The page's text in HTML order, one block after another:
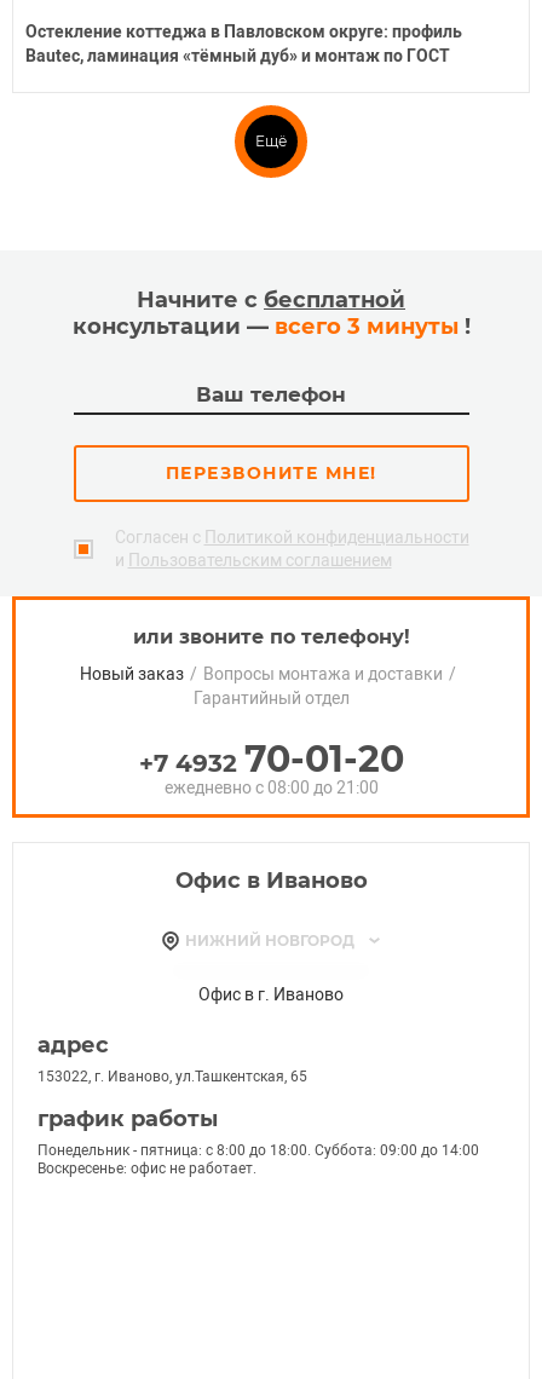
Остекление коттеджа в Павловском округе: профиль
Bautec, ламинация «тёмный дуб» и монтаж по ГОСТ
Ещё
Начните с бесплатной
консультации — всего 3 минуты!
ПЕРЕЗВОНИТЕ МНЕ!
Согласен с Политикой конфиденциальности
и Пользовательским соглашением
или звоните по телефону!
Новый заказ / Вопросы монтажа и доставки /
Гарантийный отдел
+7 4932 70-01-20
ежедневно с 08:00 до 21:00
Офис в Иваново
НИЖНИЙ НОВГОРОД
ВЛАДИМИР
НИЖНИЙ НОВГОРОД
БОР
САРОВ
ПАВЛОВО
КСТОВО
ЗАВОЛЖЬЕ
ДЗЕРЖИНСК
ВЫКСА
ВОРСМА
БОГОРОДСК
БАЛАХНА
АРЗАМАС
МУРОМ
Офис в г. Иваново
адрес
153022, г. Иваново, ул.Ташкентская, 65
график работы
Понедельник - пятница: с 8:00 до 18:00. Суббота: 09:00 до 14:00
Воскресенье: офис не работает.